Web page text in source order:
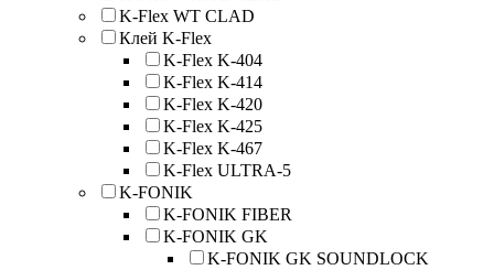
K-Flex WT CLAD
Клей K-Flex
K-Flex K-404
K-Flex K-414
K-Flex K-420
K-Flex K-425
K-Flex K-467
K-Flex ULTRA-5
K-FONIK
K-FONIK FIBER
K-FONIK GK
K-FONIK GK SOUNDLOCK